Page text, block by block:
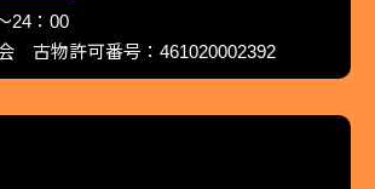
24：00
古物許可番号：461020002392